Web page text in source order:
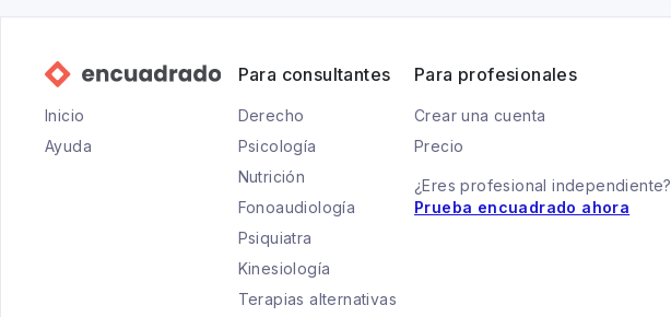
Inicio
Ayuda
Para consultantes
Derecho
Psicología
Nutrición
Fonoaudiología
Psiquiatra
Kinesiología
Terapias alternativas
Para profesionales
Crear una cuenta
Precio
¿Eres profesional independiente?
Prueba encuadrado ahora